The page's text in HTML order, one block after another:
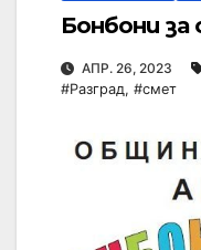
Бонбони за
АПР. 26, 2023
#Разград, #смет